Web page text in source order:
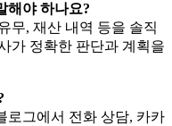
해야 하나요?
무, 재산 내역 등을 솔직
가 정확한 판단과 계획을
로그에서 전화 상담, 카카